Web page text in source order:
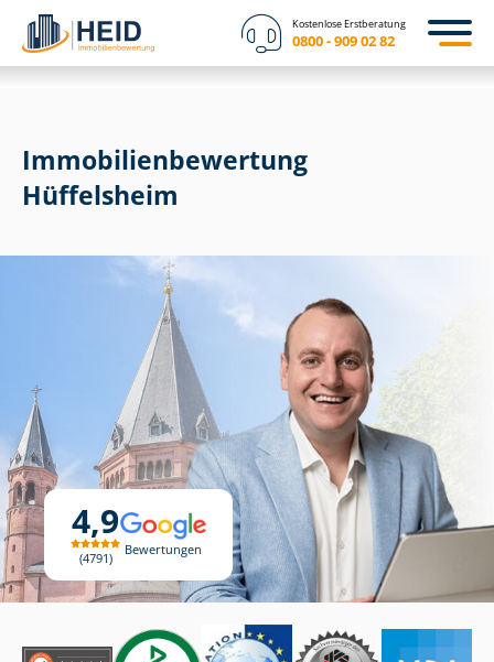
Kostenlose Erstberatung
0800 - 909 02 82
4,9
4791
Bewertungen
Immobilien­bewertung
Hüffelsheim